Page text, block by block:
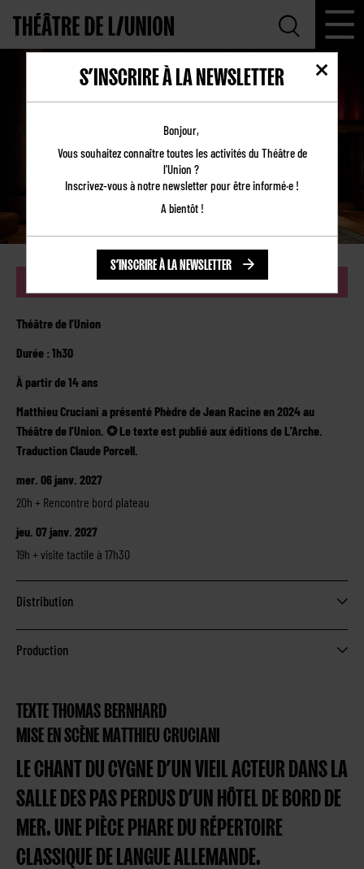
MINETTI
RÉSERVER
Théâtre de l’Union
Durée : 1h30
À partir de 14 ans
Matthieu Cruciani a présenté Phèdre de Jean Racine en 2024 au
Théâtre de l'Union. ✪ Le texte est publié aux éditions de L’Arche.
Traduction Claude Porcell.
mer. 06 janv. 2027
20h + Rencontre bord plateau
jeu. 07 janv. 2027
19h + visite tactile à 17h30
Distribution
Production
TEXTE THOMAS BERNHARD
MISE EN SCÈNE MATTHIEU CRUCIANI
LE CHANT DU CYGNE D’UN VIEIL ACTEUR DANS LA
SALLE DES PAS PERDUS D’UN HÔTEL DE BORD DE
MER. UNE PIÈCE PHARE DU RÉPERTOIRE
CLASSIQUE DE LANGUE ALLEMANDE.
S’INSCRIRE À LA NEWSLETTER
Bonjour,
Vous souhaitez connaître toutes les activités du Théâtre de
l'Union ?
Inscrivez-vous à notre newsletter pour être informé·e !
A bientôt !
S’INSCRIRE À LA NEWSLETTER